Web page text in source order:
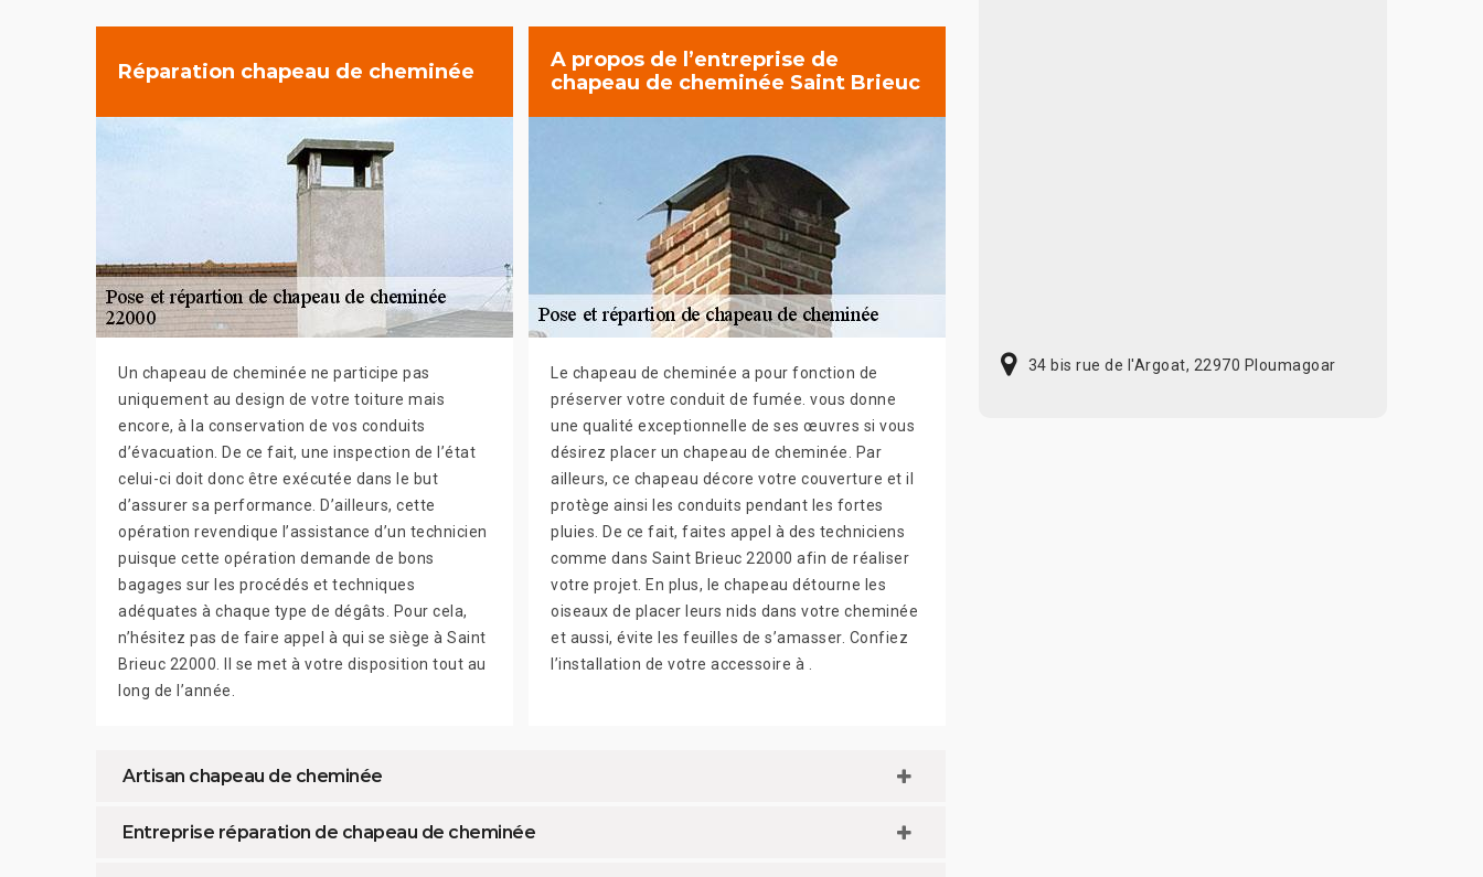
Réparation chapeau de cheminée
Un chapeau de cheminée ne participe pas
uniquement au design de votre toiture mais
encore, à la conservation de vos conduits
d’évacuation. De ce fait, une inspection de l’état
celui-ci doit donc être exécutée dans le but
d’assurer sa performance. D’ailleurs, cette
opération revendique l’assistance d’un technicien
puisque cette opération demande de bons
bagages sur les procédés et techniques
adéquates à chaque type de dégâts. Pour cela,
n’hésitez pas de faire appel à qui se siège à Saint
Brieuc 22000. Il se met à votre disposition tout au
long de l’année.
A propos de l’entreprise de
chapeau de cheminée Saint Brieuc
Le chapeau de cheminée a pour fonction de
préserver votre conduit de fumée. vous donne
une qualité exceptionnelle de ses œuvres si vous
désirez placer un chapeau de cheminée. Par
ailleurs, ce chapeau décore votre couverture et il
protège ainsi les conduits pendant les fortes
pluies. De ce fait, faites appel à des techniciens
comme dans Saint Brieuc 22000 afin de réaliser
votre projet. En plus, le chapeau détourne les
oiseaux de placer leurs nids dans votre cheminée
et aussi, évite les feuilles de s’amasser. Confiez
l’installation de votre accessoire à .
Artisan chapeau de cheminée
Entreprise réparation de chapeau de cheminée
34 bis rue de l'Argoat, 22970 Ploumagoar